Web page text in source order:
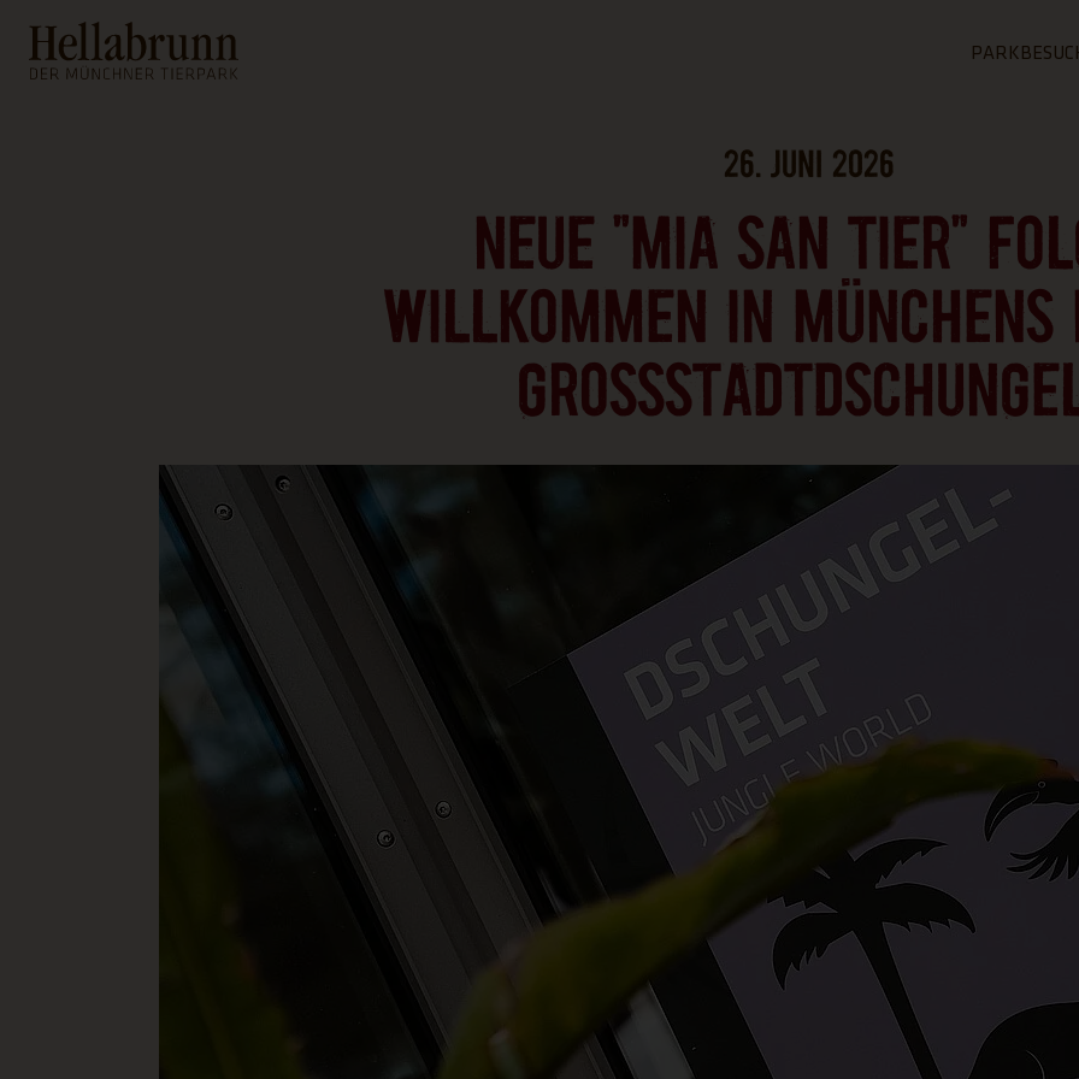
Fußbereich
Tickets
FAQ -
26. JUNI 2026
NEUE "MIA SAN TIER"
WILLKOMMEN IN MÜNCHENS